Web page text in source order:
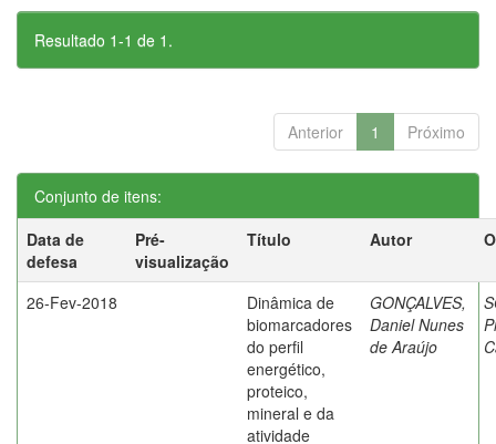
Resultado 1-1 de 1.
Anterior 1 Próximo
Conjunto de itens:
Data de
defesa
Pré-
visualização
Título Autor
26-Fev-2018
Dinâmica de
biomarcadores
do perfil
energético,
proteico,
mineral e da
atividade
GONÇALVES,
Daniel Nunes
de Araújo